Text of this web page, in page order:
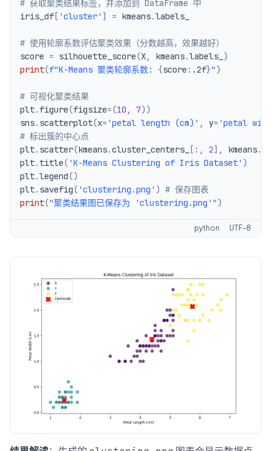
# 获取聚类结果标签，并添加到 DataFrame 中
iris_df [ 'cluster' ] = kmeans.
# 使用轮廓系数评估聚类效果（分数越高，效果越好）
score = silhouette_score(X, kmeans.labels_ )
print(f"K-Means 聚类轮廓系数: {score : .2f}")
# 可视化聚类结果
plt. figure(figsize=(10 , 7))
sns. scatterplot(x= 'petal length (cm)' , y= 'petal
# 标出簇的中心点
plt. scatter(kmeans.cluster_centers_ [ : , 2] , kmeans.
plt. title( 'K-Means Clustering of Iris Dataset' )
plt.legend()
plt. savefig( 'clustering.png' ) # 保存图表
print("聚类结果图已保存为 'clustering.png'")
python UTF-8